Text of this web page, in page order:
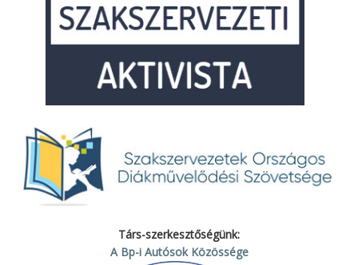
Társ-szerkesztőségünk:
A Bp-i Autósok Közössége